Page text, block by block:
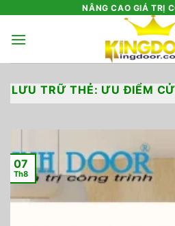
nội
NÂNG CAO GIÁ TRỊ
LƯU TRỮ THẺ: ƯU ĐIỂM
07
Th8